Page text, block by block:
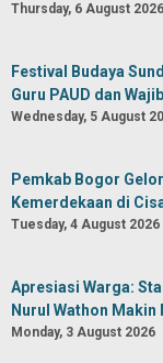
Thursday, 6 August 2026
Festival Budaya
Guru PAUD dan
Wednesday, 5 August
Pemkab Bogor
Kemerdekaan di
Tuesday, 4 August 2026
Apresiasi Warga:
Nurul Wathon Makin
Monday, 3 August 2026